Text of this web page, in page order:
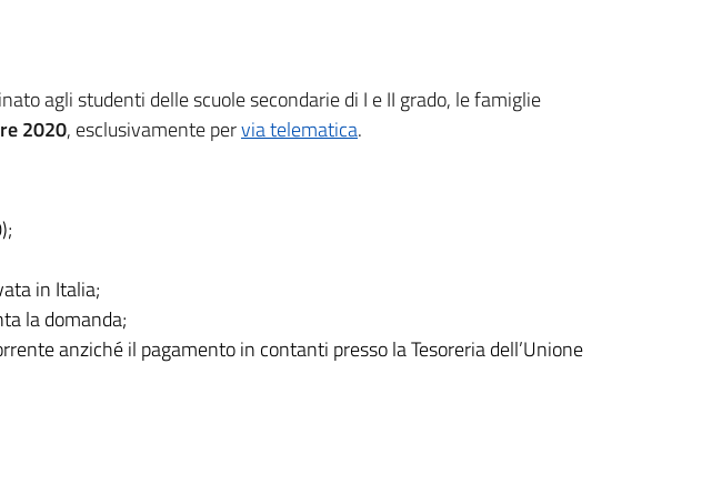
agli studenti delle scuole secondarie di I e II grado, le famiglie
2020, esclusivamente pervia telematica.
in Italia;
la domanda;
anziché il pagamento in contanti presso la Tesoreria dell’Unione